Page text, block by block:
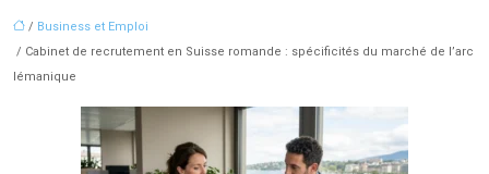
/ Business et Emploi
/ Cabinet de recrutement en Suisse romande : spécificités du marché de l’arc
lémanique